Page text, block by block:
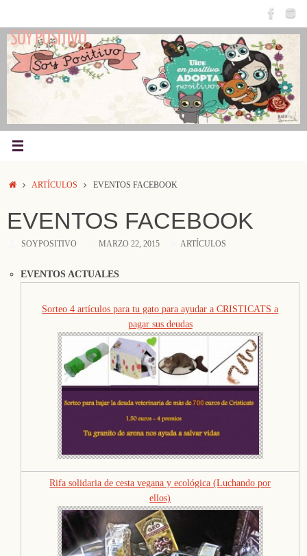
contenido
SOY POSITIVO
INICIOARTÍCULOS EVENTOS FACEBOOK
EVENTOS FACEBOOK
SOYPOSITIVO MARZO 22, 2015 ARTÍCULOS
EVENTOS ACTUALES
Sorteo 4 artículos para tu gato para ayudar a CRISTICATS a
pagar sus deudas
Rifa solidaria de cesta vegana y ecológica (Luchando por
ellos)